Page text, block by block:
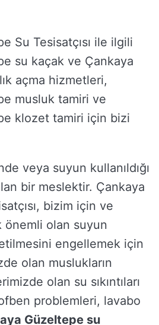
Su Tesisatçısı ile ilgili
su kaçak ve Çankaya
açma hizmetleri,
musluk tamiri ve
klozet tamiri için bizi
veya suyun kullanıldığı
bir meslektir. Çankaya
bizim için ve
önemli olan suyun
engellemek için
olan muslukların
olan su sıkıntıları
problemleri, lavabo
Güzeltepe su